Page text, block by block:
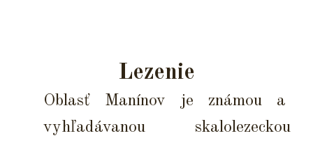
Lezenie
Oblasť Manínov je známou a
vyhľadávanou skalolezeckou